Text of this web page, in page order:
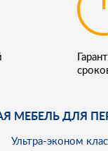
МЕБЕЛЬ ДЛЯ
Ультра-эконом